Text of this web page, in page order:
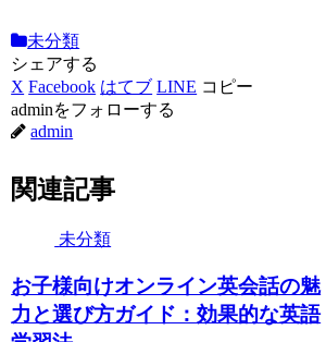
未分類
シェアする
X Facebook はてブ LINE コピー
adminをフォローする
admin
関連記事
未分類
お子様向けオンライン英会話の魅
力と選び方ガイド：効果的な英語